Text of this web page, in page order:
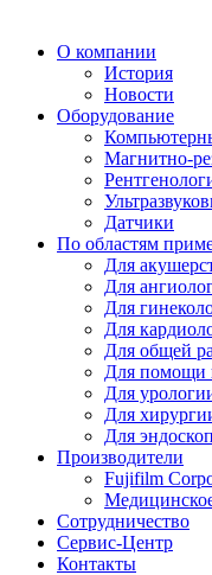
О компании
История
Новости
Оборудование
Магнитно-
Датчики
По областям
Для
Для
Для
Для
Для общей
Для помощи
Для
Для
Для
Производители
Fujifilm
Сотрудничество
Сервис-Центр
Контакты